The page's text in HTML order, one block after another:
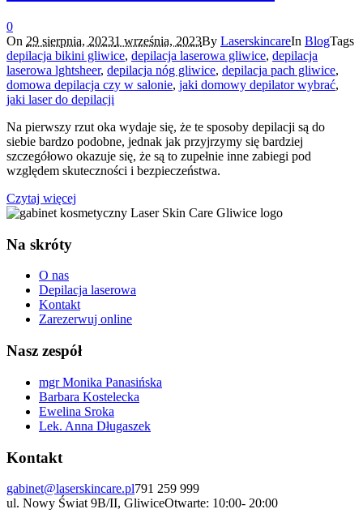
0
On 29 sierpnia, 20231 września, 2023By LaserskincareIn BlogTags
depilacja bikini gliwice, depilacja laserowa gliwice, depilacja
laserowa lghtsheer, depilacja nóg gliwice, depilacja pach gliwice,
domowa depilacja czy w salonie, jaki domowy depilator wybrać,
jaki laser do depilacji
Na pierwszy rzut oka wydaje się, że te sposoby depilacji są do
siebie bardzo podobne, jednak jak przyjrzymy się bardziej
szczegółowo okazuje się, że są to zupełnie inne zabiegi pod
względem skuteczności i bezpieczeństwa.
Czytaj więcej
Na skróty
O nas
Depilacja laserowa
Kontakt
Zarezerwuj online
Nasz zespół
mgr Monika Panasińska
Barbara Kostelecka
Ewelina Sroka
Lek. Anna Długaszek
Kontakt
gabinet@laserskincare.pl791 259 999
ul. Nowy Świat 9B/II, GliwiceOtwarte: 10:00- 20:00